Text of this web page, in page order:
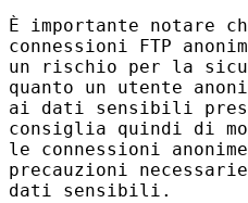
È importante notare
connessioni FTP
un rischio per la
quanto un utente
ai dati sensibili
consiglia quindi di
le connessioni
precauzioni
dati sensibili.